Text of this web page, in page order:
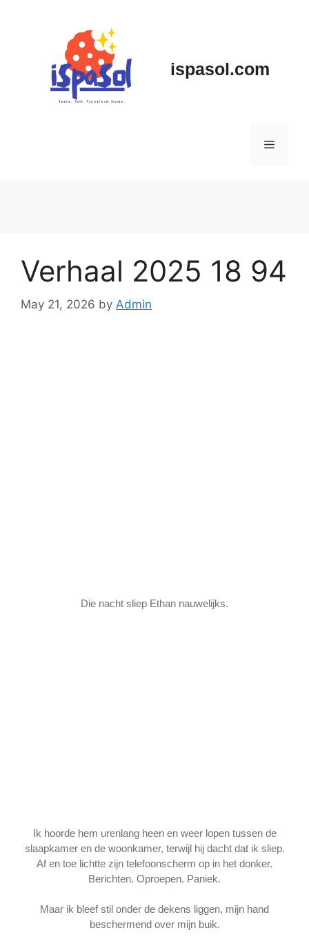
ispasol.com
Menu
Verhaal 2025 18 94
May 21, 2026 by Admin
Die nacht sliep Ethan nauwelijks.
Ik hoorde hem urenlang heen en weer lopen tussen de
slaapkamer en de woonkamer, terwijl hij dacht dat ik sliep.
Af en toe lichtte zijn telefoonscherm op in het donker.
Berichten. Oproepen. Paniek.
Maar ik bleef stil onder de dekens liggen, mijn hand
beschermend over mijn buik.